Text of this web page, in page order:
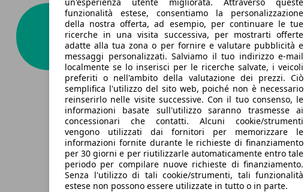
funzionalità estese, consentiamo la personalizzazione
della nostra offerta, ad esempio, per continuare le tue
ricerche in una visita successiva, per mostrarti offerte
adatte alla tua zona o per fornire e valutare pubblicità e
messaggi personalizzati. Salviamo il tuo indirizzo e-mail
localmente se lo inserisci per le ricerche salvate, i veicoli
preferiti o nell'ambito della valutazione dei prezzi. Ciò
semplifica l'utilizzo del sito web, poiché non è necessario
reinserirlo nelle visite successive. Con il tuo consenso, le
informazioni basate sull'utilizzo saranno trasmesse ai
concessionari che contatti. Alcuni cookie/strumenti
vengono utilizzati dai fornitori per memorizzare le
informazioni fornite durante le richieste di finanziamento
per 30 giorni e per riutilizzarle automaticamente entro tale
periodo per compilare nuove richieste di finanziamento.
Senza l'utilizzo di tali cookie/strumenti, tali funzionalità
estese non possono essere utilizzate in tutto o in parte.